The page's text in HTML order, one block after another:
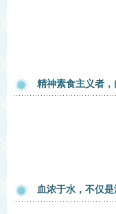
精神素食主义者
血浓于水，不仅